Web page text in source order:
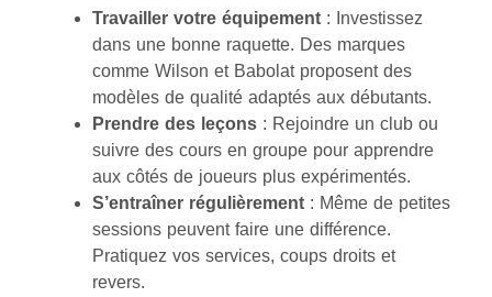
Travailler votre équipement : Investissez
dans une bonne raquette. Des marques
comme Wilson et Babolat proposent des
modèles de qualité adaptés aux débutants.
Prendre des leçons : Rejoindre un club ou
suivre des cours en groupe pour apprendre
aux côtés de joueurs plus expérimentés.
S’entraîner régulièrement : Même de petites
sessions peuvent faire une différence.
Pratiquez vos services, coups droits et
revers.